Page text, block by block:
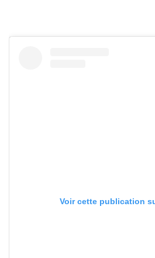
Voir cette publication